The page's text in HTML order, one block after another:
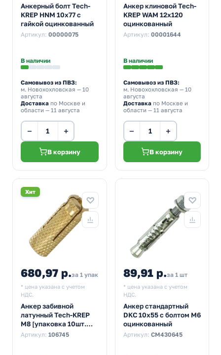
Анкерный болт Tech-
KREP HNM 10х77 с
гайкой оцинкованный
Артикул: 00000075
В наличии
Самовывоз из ПВЗ:
м. Новохохловская — 10
августа
Доставка по Москве и
области — 11 августа
− +
В корзину
Анкер клиновой Tech-
KREP WAM 12х120
оцинкованный
Артикул: 00001644
В наличии
Самовывоз из ПВЗ:
м. Новохохловская — 10
августа
Доставкапо Москве и
области — 11 августа
− +
В корзину
Хит
680,97 р.за 1 упак
* цена указана с учетом
НДС.
Анкер забивной
латунный Tech-KREP
М8 [упаковка 10шт.
пакет 0,081кг]
Артикул: 106745
89,91 р.за 1 шт
* цена указана с учетом
НДС.
Анкер стандартный
DKC 10x55 с болтом М6
оцинкованный
Артикул: CM430645